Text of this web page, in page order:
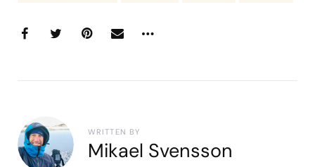
WRITTEN BY
Mikael Svensson